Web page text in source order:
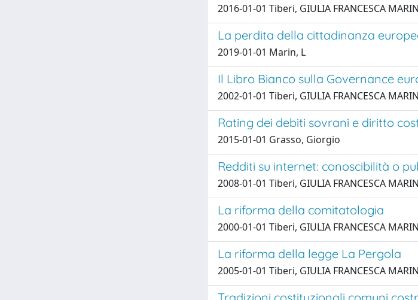
2016-01-01 Tiberi, GIULIA FRANCESCA
La perdita della cittadinanza
2019-01-01 Marin, L
Il Libro Bianco sulla Governance
2002-01-01 Tiberi, GIULIA FRANCESCA
Rating dei debiti sovrani e diritto
2015-01-01 Grasso, Giorgio
Redditi su internet: conoscibilità o
2008-01-01 Tiberi, GIULIA FRANCESCA
La riforma della comitatologia
2000-01-01 Tiberi, GIULIA FRANCESCA
La riforma della legge La Pergola
2005-01-01 Tiberi, GIULIA FRANCESCA